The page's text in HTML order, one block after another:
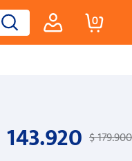
0
143.920 $179.900